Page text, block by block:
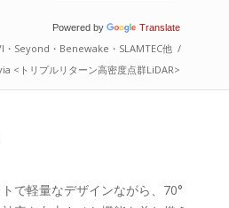
Powered by Translate
Seyond・Benewake・SLAMTEC他 /
<トリプルリターン高密度点群LiDAR>
で軽量なデザインながら、70°